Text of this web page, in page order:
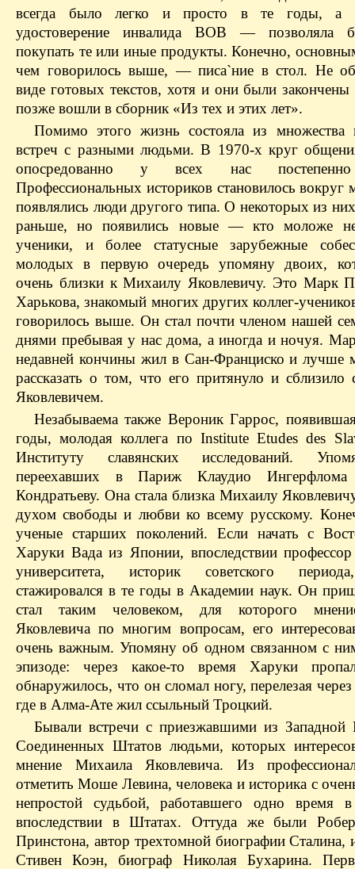
всегда было легко и просто в те годы, а
удостоверение инвалида ВОВ — позволяла
покупать те или иные продукты. Конечно,
чем говорилось выше, — писа`ние в стол. Не
виде готовых текстов, хотя и они были
позже вошли в сборник «Из тех и этих лет».
Помимо этого жизнь состояла из множества
встреч с разными людьми. В 1970-х круг
опосредованно у всех нас
Профессиональных историков становилось вокруг
появлялись люди другого типа. О некоторых из
раньше, но появились новые — кто моложе
ученики, и более статусные зарубежные
молодых в первую очередь упомяну двоих,
очень близки к Михаилу Яковлевичу. Это Марк
Харькова, знакомый многих других коллег-
говорилось выше. Он стал почти членом нашей
днями пребывая у нас дома, а иногда и ночуя.
недавней кончины жил в Сан-Франциско и лучше
рассказать о том, что его притянуло и
Яковлевичем.
Незабываема также Вероник Гаррос,
годы, молодая коллега по Institute Etudes des
Институту славянских исследований.
переехавших в Париж Клаудио
Кондратьеву. Она стала близка Михаилу
духом свободы и любви ко всему русскому.
ученые старших поколений. Если начать с
Харуки Вада из Японии, впоследствии профессор
университета, историк советского
стажировался в те годы в Академии наук. Он
стал таким человеком, для которого
Яковлевича по многим вопросам, его
очень важным. Упомяну об одном связанном с
эпизоде: через какое-то время Харуки
обнаружилось, что он сломал ногу, перелезая
где в Алма-Ате жил ссыльный Троцкий.
Бывали встречи с приезжавшими из
Соединенных Штатов людьми, которых
мнение Михаила Яковлевича. Из
отметить Моше Левина, человека и историка с
непростой судьбой, работавшего одно время
впоследствии в Штатах. Оттуда же были
Принстона, автор трехтомной биографии Сталина,
Стивен Коэн, биограф Николая Бухарина.